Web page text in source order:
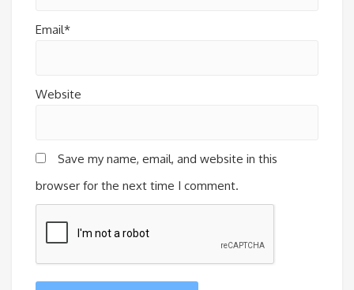
Email*
Website
Save my name, email, and website in this
browser for the next time I comment.